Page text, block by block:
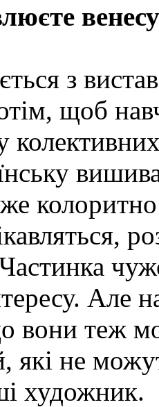
з
щоб
Але
вони теж
які не
художник.